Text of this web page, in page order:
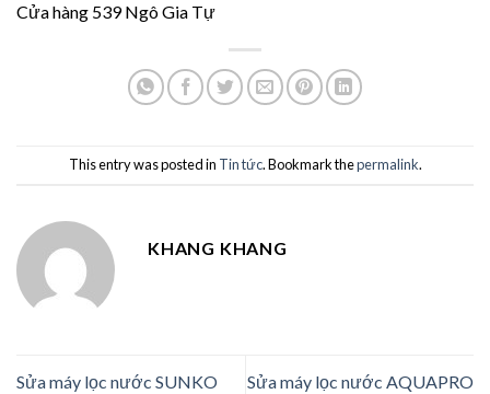
Cửa hàng 539 Ngô Gia Tự
This entry was posted in Tin tức. Bookmark thepermalink.
KHANG KHANG
Sửa máy lọc nước SUNKO
Sửa máy lọc nước AQUAPRO